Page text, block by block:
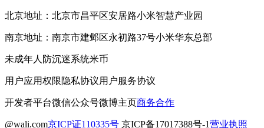
北京地址：北京市昌平区安居路小米智慧产业园
南京地址：南京市建邺区永初路37号小米华东总部
未成年人防沉迷系统米币
用户应用权限隐私协议用户服务协议
开发者平台微信公众号微博主页商务合作
@wali.com京ICP证110335号 京ICP备17017388号-1营业执照